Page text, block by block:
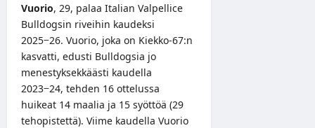
Vuorio, 29, palaa Italian Valpellice
Bulldogsin riveihin kaudeksi
2025−26. Vuorio, joka on Kiekko-67:n
kasvatti, edusti Bulldogsia jo
menestyksekkäästi kaudella
2023−24, tehden 16 ottelussa
huikeat 14 maalia ja 15 syöttöä (29
tehopistettä). Viime kaudella Vuorio